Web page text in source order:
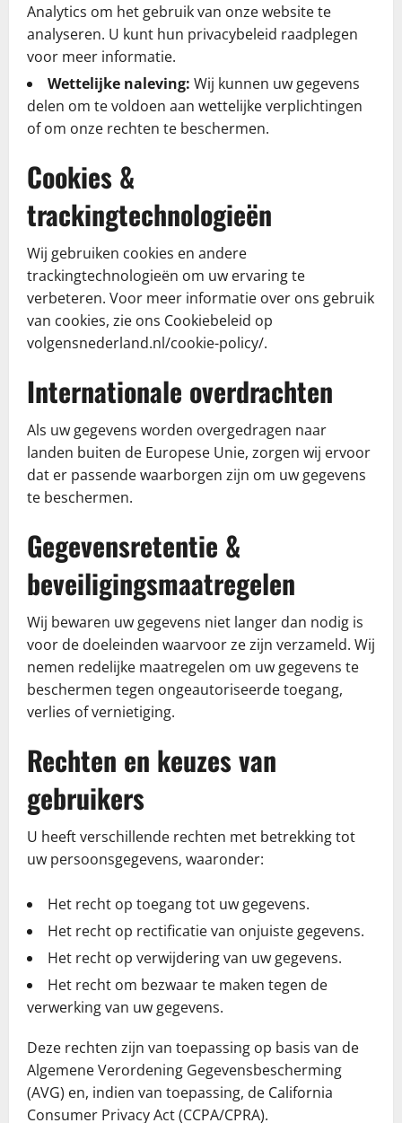
Analytics om het gebruik van onze website te
analyseren. U kunt hun privacybeleid raadplegen
voor meer informatie.
Wettelijke naleving: Wij kunnen uw gegevens
delen om te voldoen aan wettelijke verplichtingen
of om onze rechten te beschermen.
Cookies &
trackingtechnologieën
Wij gebruiken cookies en andere
trackingtechnologieën om uw ervaring te
verbeteren. Voor meer informatie over ons gebruik
van cookies, zie ons Cookiebeleid op
volgensnederland.nl/cookie-policy/.
Internationale overdrachten
Als uw gegevens worden overgedragen naar
landen buiten de Europese Unie, zorgen wij ervoor
dat er passende waarborgen zijn om uw gegevens
te beschermen.
Gegevensretentie &
beveiligingsmaatregelen
Wij bewaren uw gegevens niet langer dan nodig is
voor de doeleinden waarvoor ze zijn verzameld. Wij
nemen redelijke maatregelen om uw gegevens te
beschermen tegen ongeautoriseerde toegang,
verlies of vernietiging.
Rechten en keuzes van
gebruikers
U heeft verschillende rechten met betrekking tot
uw persoonsgegevens, waaronder:
Het recht op toegang tot uw gegevens.
Het recht op rectificatie van onjuiste gegevens.
Het recht op verwijdering van uw gegevens.
Het recht om bezwaar te maken tegen de
verwerking van uw gegevens.
Deze rechten zijn van toepassing op basis van de
Algemene Verordening Gegevensbescherming
(AVG) en, indien van toepassing, de California
Consumer Privacy Act (CCPA/CPRA).